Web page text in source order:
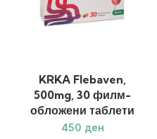
KRKA Flebaven,
500mg, 30 филм-
обложени таблети
ден